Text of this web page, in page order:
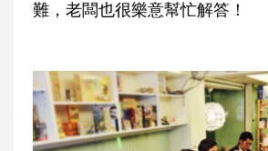
難，老闆也很樂意幫忙解答！